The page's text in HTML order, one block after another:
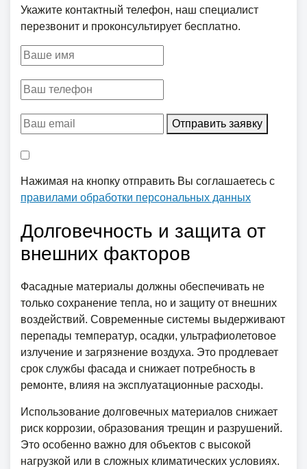
Укажите контактный телефон, наш специалист
перезвонит и проконсультирует бесплатно.
Отправить заявку
Нажимая на кнопку отправить Вы соглашаетесь с
правилами обработки персональных данных
Долговечность и защита от
внешних факторов
Фасадные материалы должны обеспечивать не
только сохранение тепла, но и защиту от внешних
воздействий. Современные системы выдерживают
перепады температур, осадки, ультрафиолетовое
излучение и загрязнение воздуха. Это продлевает
срок службы фасада и снижает потребность в
ремонте, влияя на эксплуатационные расходы.
Использование долговечных материалов снижает
риск коррозии, образования трещин и разрушений.
Это особенно важно для объектов с высокой
нагрузкой или в сложных климатических условиях.